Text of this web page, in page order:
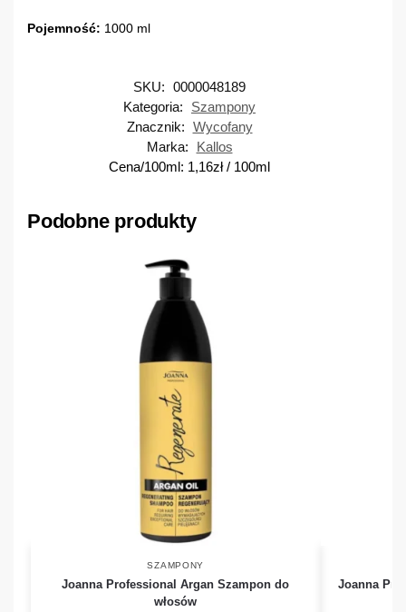
Pojemność: 1000 ml
SKU: 0000048189
Kategoria:
Szampony
Znacznik: Wycofany
Marka:
Kallos
Cena/100ml: 1,16zł/ 100ml
Podobne produkty
SZAMPONY
Joanna Professional Argan Szampon do
włosów
Joanna